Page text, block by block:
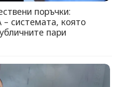
поръчки:
системата, която
пари